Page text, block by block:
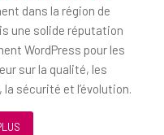
dans la région de
une solide réputation
WordPress pour les
sur la qualité, les
sécurité et l’évolution.